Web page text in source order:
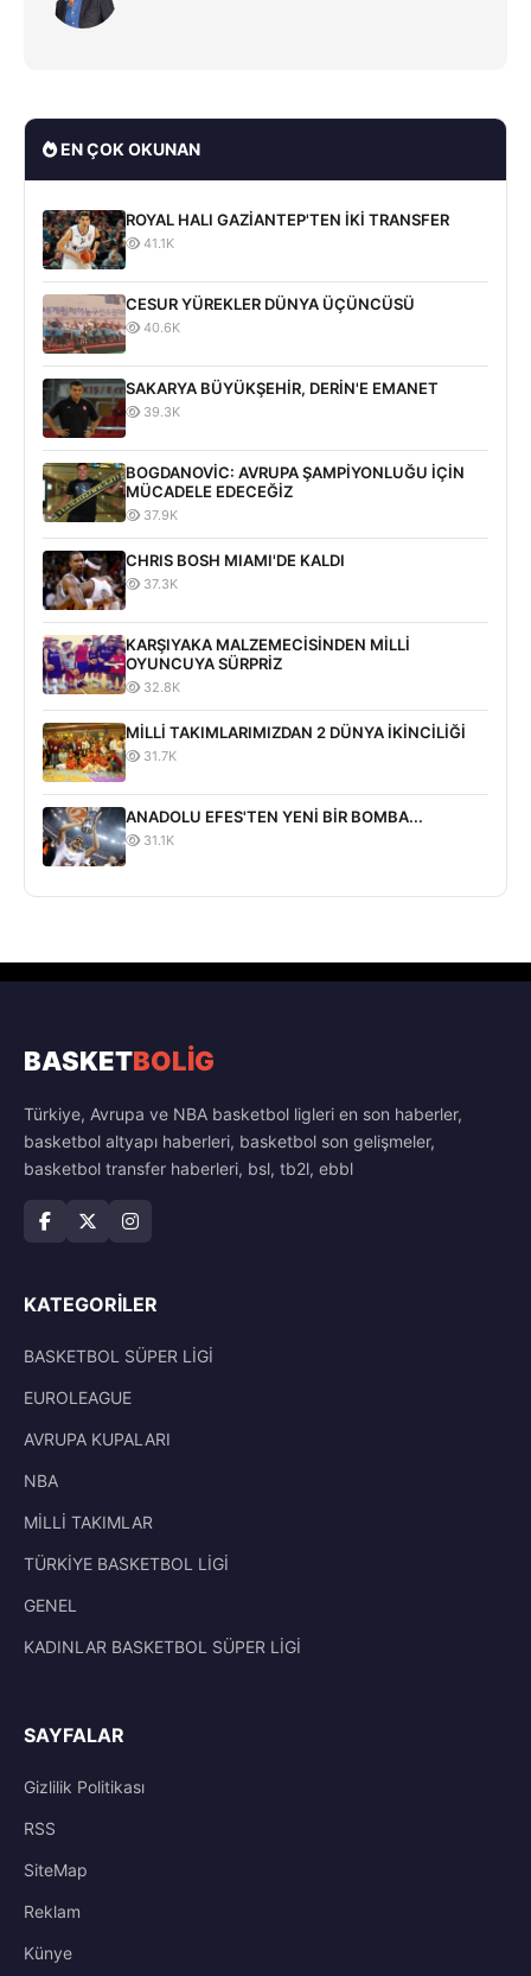
EN ÇOK OKUNAN
ROYAL HALI GAZİANTEP'TEN İKİ TRANSFER
41.1K
CESUR YÜREKLER DÜNYA ÜÇÜNCÜSÜ
40.6K
SAKARYA BÜYÜKŞEHİR, DERİN'E EMANET
39.3K
BOGDANOVİC: AVRUPA ŞAMPİYONLUĞU İÇİN
MÜCADELE EDECEĞİZ
37.9K
CHRIS BOSH MIAMI'DE KALDI
37.3K
KARŞIYAKA MALZEMECİSİNDEN MİLLİ
OYUNCUYA SÜRPRİZ
32.8K
MİLLİ TAKIMLARIMIZDAN 2 DÜNYA İKİNCİLİĞİ
31.7K
ANADOLU EFES'TEN YENİ BİR BOMBA...
31.1K
BASKETBOLİG
Türkiye, Avrupa ve NBA basketbol ligleri en son haberler,
basketbol altyapı haberleri, basketbol son gelişmeler,
basketbol transfer haberleri, bsl, tb2l, ebbl
KATEGORILER
BASKETBOL SÜPER LİGİ
EUROLEAGUE
AVRUPA KUPALARI
NBA
MİLLİ TAKIMLAR
TÜRKİYE BASKETBOL LİGİ
GENEL
KADINLAR BASKETBOL SÜPER LİGİ
SAYFALAR
Gizlilik Politikası
RSS
SiteMap
Reklam
Künye